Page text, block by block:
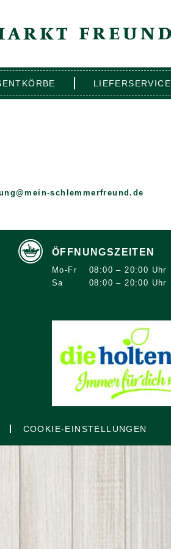
LIEFERSERVICE
schlemmerfreund.de
ÖFFNUNGSZEITEN
Mo-Fr
08:00 – 20:00 Uhr
Sa
08:00 – 20:00 Uhr
COOKIE-EINSTELLUNGEN